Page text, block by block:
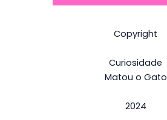
Copyright
Curiosidade
Matou o Gato
2024